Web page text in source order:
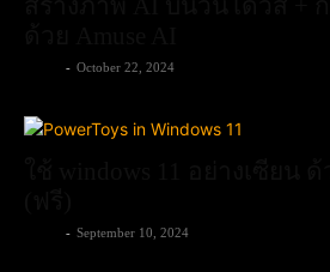
- October 22, 2024
- September 10, 2024